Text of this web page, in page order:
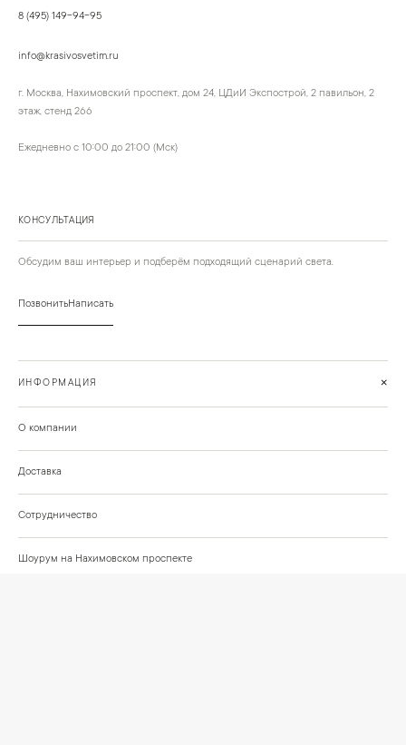
8 (495) 149-94-95
info@krasivosvetim.ru
г. Москва, Нахимовский проспект, дом 24, ЦДиИ Экспострой, 2 павильон, 2
этаж, стенд 266
Ежедневно с 10:00 до 21:00 (Мск)
КОНСУЛЬТАЦИЯ
Обсудим ваш интерьер и подберём подходящий сценарий света.
ПозвонитьНаписать
ИНФОРМАЦИЯ +
О компании
Доставка
Сотрудничество
Шоурум на Нахимовском проспекте